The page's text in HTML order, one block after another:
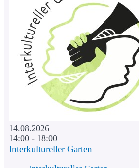
14.08.2026
14:00 - 18:00
Interkultureller Garten